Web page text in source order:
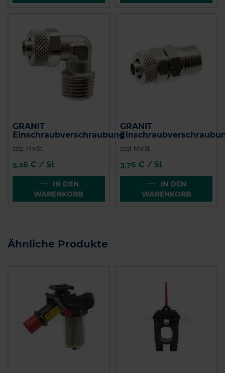
GRANIT
Einschraubverschraubung
zzgl. MwSt.
5,16 € / St
IN DEN
WARENKORB
GRANIT
zzgl. MwSt.
3,76 € / St
IN DEN
WARENKORB
Ähnliche Produkte